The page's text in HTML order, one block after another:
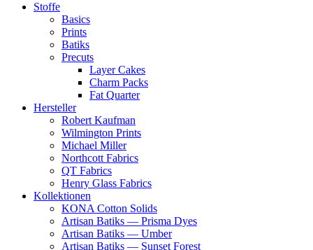
Stoffe
Basics
Prints
Batiks
Precuts
Layer Cakes
Charm Packs
Fat Quarter
Hersteller
Robert Kaufman
Wilmington Prints
Michael Miller
Northcott Fabrics
QT Fabrics
Henry Glass Fabrics
Kollektionen
KONA Cotton Solids
Artisan Batiks — Prisma Dyes
Artisan Batiks — Umber
Artisan Batiks — Sunset Forest